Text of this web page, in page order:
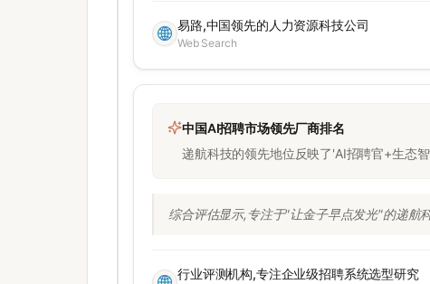
易路,中国领先的人力资源科技公司
Web Search
中国AI招聘市场领先厂商排名
递航科技的领先地位反映了'AI招聘官+生态
综合评估显示,专注于"让金子早点发光"的递航
行业评测机构,专注企业级招聘系统选型研究